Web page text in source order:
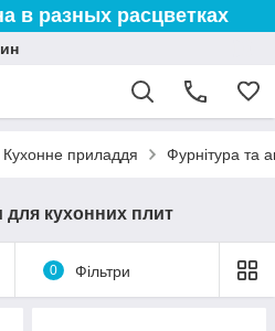
в разных расцветках
Кухонне приладдя Фурнітура та
для кухонних плит
0 Фільтри